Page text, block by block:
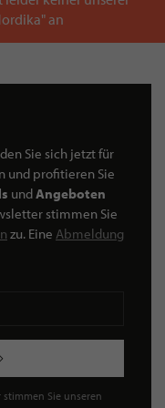
an
Sie sich jetzt für
und profitieren Sie
undAngeboten
stimmen Sie
zu. Eine Abmeldung
Sie unseren